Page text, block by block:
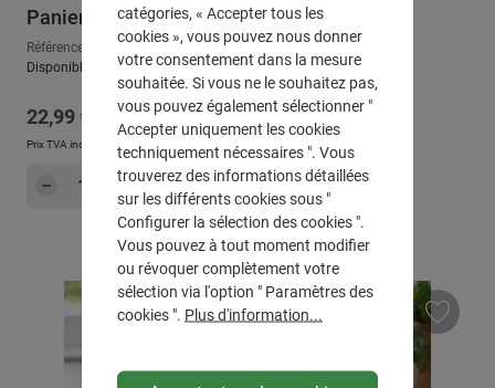
Panier porte-bouteilles "métal"
Référence : 222048
Disponible, délai de livraison : env. 2-3 jours ouvrables
Prix régulier :
22,99 €
Prix TVA incluse, en sus Frais d'expédition
Quantité de produit : Entrez la quantité
Dans le panier
catégories, « Accepter tous les
cookies », vous pouvez nous donner
votre consentement dans la mesure
souhaitée. Si vous ne le souhaitez pas,
vous pouvez également sélectionner "
Accepter uniquement les cookies
techniquement nécessaires ". Vous
trouverez des informations détaillées
sur les différents cookies sous "
Configurer la sélection des cookies ".
Vous pouvez à tout moment modifier
ou révoquer complètement votre
sélection via l'option " Paramètres des
cookies ". Plus d'information...